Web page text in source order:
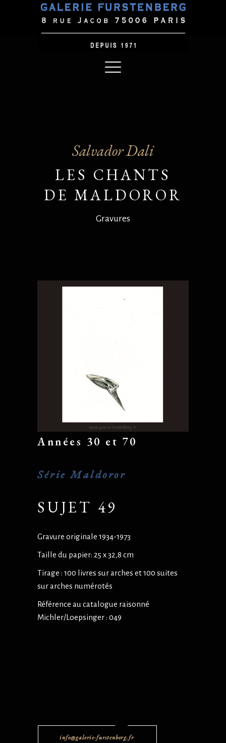
Salvador Dali
LES CHANTS
DE MALDOROR
Gravures
Années 30 et 70
Série Maldoror
SUJET 49
Gravure originale 1934-1973
Taille du papier: 25 x 32,8 cm
Tirage : 100 livres sur arches et 100 suites
sur arches numérotés
Référence au catalogue raisonné
Michler/Loepsinger : 049
info@galerie-furstenberg.fr